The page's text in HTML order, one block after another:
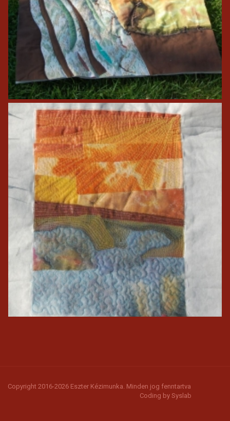
Copyright 2016-2026 Eszter Kézimunka. Minden jog fenntartva
Coding by Syslab